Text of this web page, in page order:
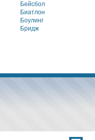
Бейсбол
Биатлон
Боулинг
Бридж